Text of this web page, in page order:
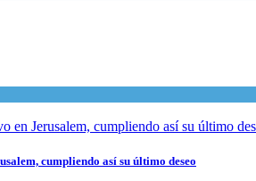
cumpliendo así su último deseo